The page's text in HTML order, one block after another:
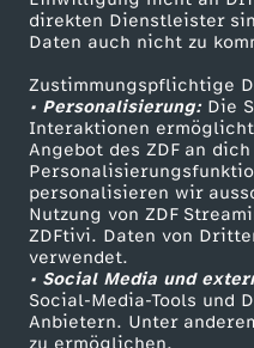
direkten Dienstleister
Daten auch nicht zu
Zustimmungspflichtige
• Personalisierung:Die
Interaktionen
Angebot des ZDF an
personalisieren wir
Nutzung von ZDF
ZDFtivi. Daten von
verwendet.
• Social Media und
Social-Media-Tools und
Anbietern. Unter
zu ermöglichen.
u
r
S
e
n
k
Smart TV
ZDFtext
Livestreams
Sendungen A-Z
TV-Programm
ZDF Unternehmen
Karriere